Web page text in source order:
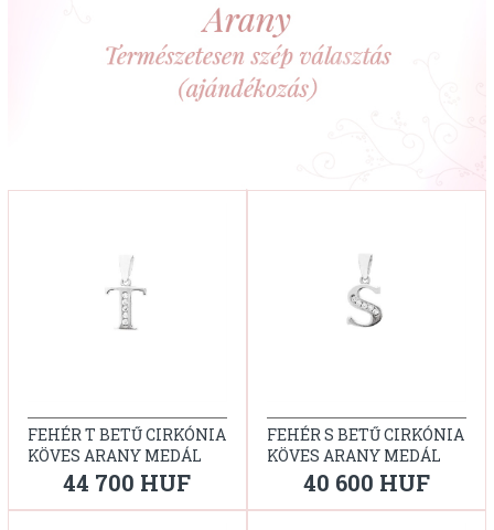
FEHÉR T BETŰ CIRKÓNIA
KÖVES ARANY MEDÁL
44 700 HUF
FEHÉR S BETŰ CIRKÓNIA
KÖVES ARANY MEDÁL
40 600 HUF